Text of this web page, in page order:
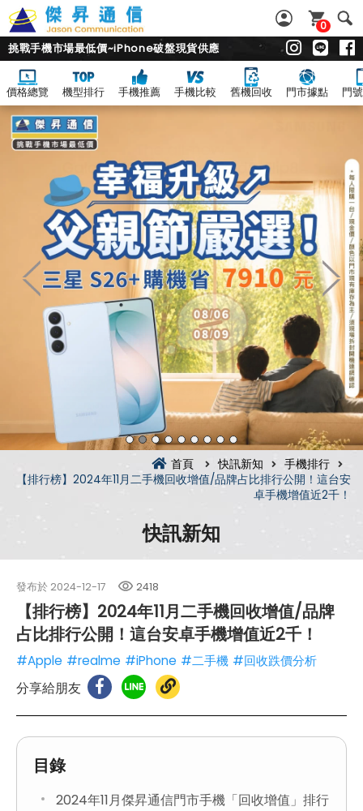
0
挑戰手機市場最低價~iPhone破盤現貨供應
價格總覽 機型排行 手機推薦 手機比較 舊機回收 門市據點 門
首頁 快訊新知
手機排行
【排行榜】2024年11月二手機回收增值/品牌占比排行公開！這台安
卓手機增值近2千！
快訊新知
發布於 2024-12-17 2418
【排行榜】2024年11月二手機回收增值/品牌
占比排行公開！這台安卓手機增值近2千！
#Apple #realme #iPhone #二手機 #回收跌價分析
分享給朋友
目錄
2024年11月傑昇通信門市手機「回收增值」排行